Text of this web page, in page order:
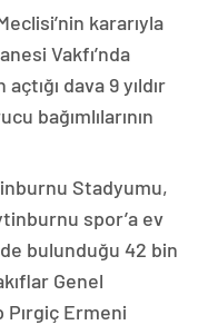
kararıyla
Vakfı’nda
dava 9 yıldır
bağımlılarının
Stadyumu,
spor’a ev
bulunduğu 42 bin
Genel
Pırgiç Ermeni